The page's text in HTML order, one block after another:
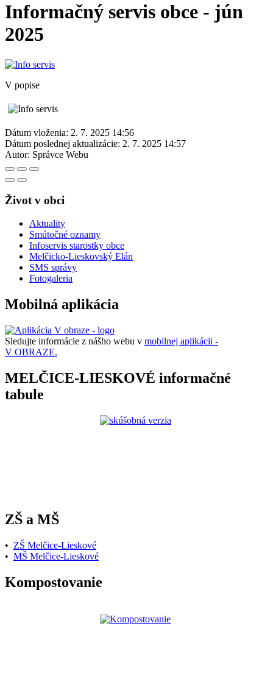
Informačný servis obce - jún
2025
V popise
Dátum vloženia: 2. 7. 2025 14:56
Dátum poslednej aktualizácie: 2. 7. 2025 14:57
Autor: Správce Webu
Život v obci
Aktuality
Smútočné oznamy
Infoservis starostky obce
Melčicko-Lieskovský Elán
SMS správy
Fotogaleria
Mobilná aplikácia
Sledujte informácie z nášho webu v mobilnej aplikácii -
V OBRAZE.
MELČICE-LIESKOVÉ informačné
tabule
ZŠ a MŠ
• ZŠ Melčice-Lieskové
• MŠ Melčice-Lieskové
Kompostovanie